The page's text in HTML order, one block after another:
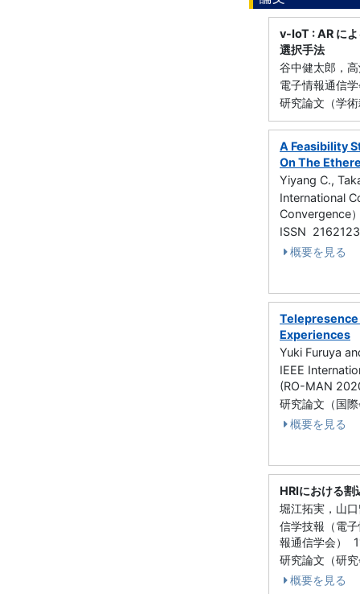
v-IoT : AR に
選択手法
谷中健太郎，
電子情報通信
研究論文（学
A Feasibility
On The
Yiyang C.,
International
Convergence
ISSN
概要を見る
Telepresence
Experiences
Yuki Furuya
IEEE
(RO-MAN
研究論文（国
概要を見る
HRIにおける割
堀江拓実，山
信学技報（電
報通信学会）
研究論文（研
概要を見る